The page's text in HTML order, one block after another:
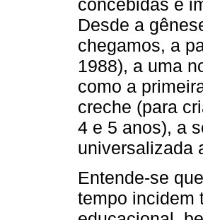
concebidas e
Desde a
chegamos, a
1988), a uma
como a
creche (para
4 e 5 anos), a
universalizada
Entende-se
tempo incidem